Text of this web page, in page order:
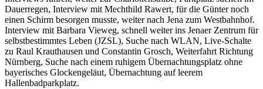
Dauerregen, Interview mit Mechthild Rawert, für die Günter noch
einen Schirm besorgen musste, weiter nach Jena zum Westbahnhof.
Interview mit Barbara Vieweg, schnell weiter ins Jenaer Zentrum für
selbstbestimmtes Leben (JZSL), Suche nach WLAN, Live-Schalte
zu Raul Krauthausen und Constantin Grosch, Weiterfahrt Richtung
Nürnberg, Suche nach einem ruhigem Übernachtungsplatz ohne
bayerisches Glockengeläut, Übernachtung auf leerem
Hallenbadparkplatz.